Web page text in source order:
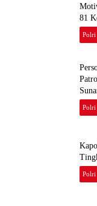
81
Polri
Polri
Polri